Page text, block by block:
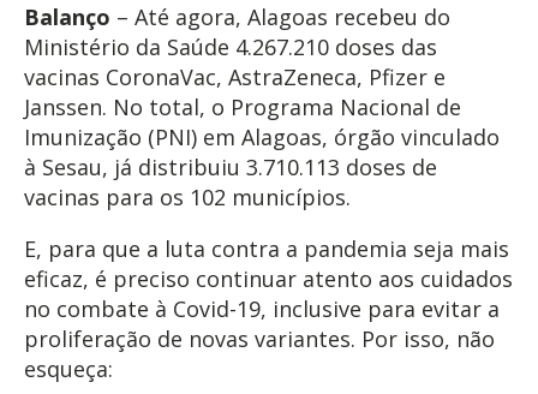
Balanço – Até agora, Alagoas recebeu do
Ministério da Saúde 4.267.210 doses das
vacinas CoronaVac, AstraZeneca, Pfizer e
Janssen. No total, o Programa Nacional de
Imunização (PNI) em Alagoas, órgão vinculado
à Sesau, já distribuiu 3.710.113 doses de
vacinas para os 102 municípios.
E, para que a luta contra a pandemia seja mais
eficaz, é preciso continuar atento aos cuidados
no combate à Covid-19, inclusive para evitar a
proliferação de novas variantes. Por isso, não
esqueça: